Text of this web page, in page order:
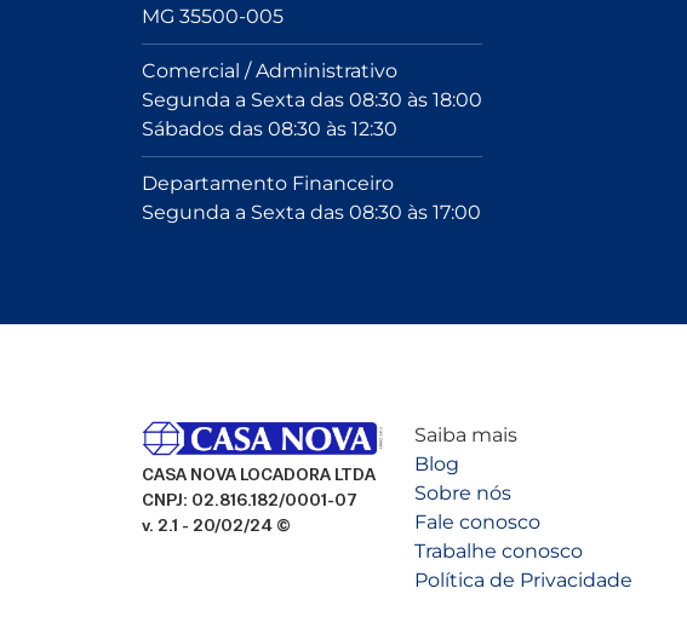
MG 35500-005
Comercial / Administrativo
Segunda a Sexta das 08:30 às 18:00
Sábados das 08:30 às 12:30
Departamento Financeiro
Segunda a Sexta das 08:30 às 17:00
CASA NOVA LOCADORA LTDA
CNPJ: 02.816.182/0001-07
v. 2.1 - 20/02/24 ©
Saiba mais
Blog
Sobre nós
Fale conosco
Trabalhe conosco
Política de Privacidade